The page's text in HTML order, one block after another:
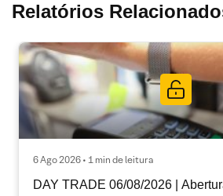
Relatórios
6 Ago 2026 • 1 min de leitura
DAY TRADE 06/08/2026 |